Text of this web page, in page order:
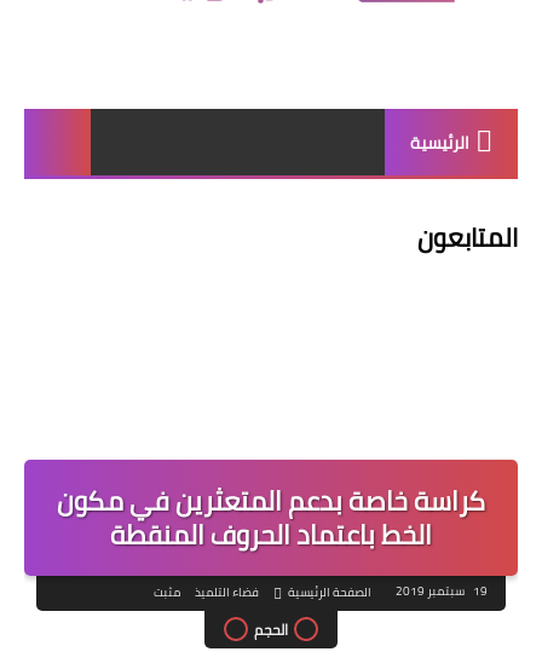
الرئيسية
المتابعون
كراسة خاصة بدعم المتعثرين في مكون
الخط باعتماد الحروف المنقطة
19 سبتمبر 2019 الصفحة الرئيسية فضاء التلميذ مثبت
الحجم